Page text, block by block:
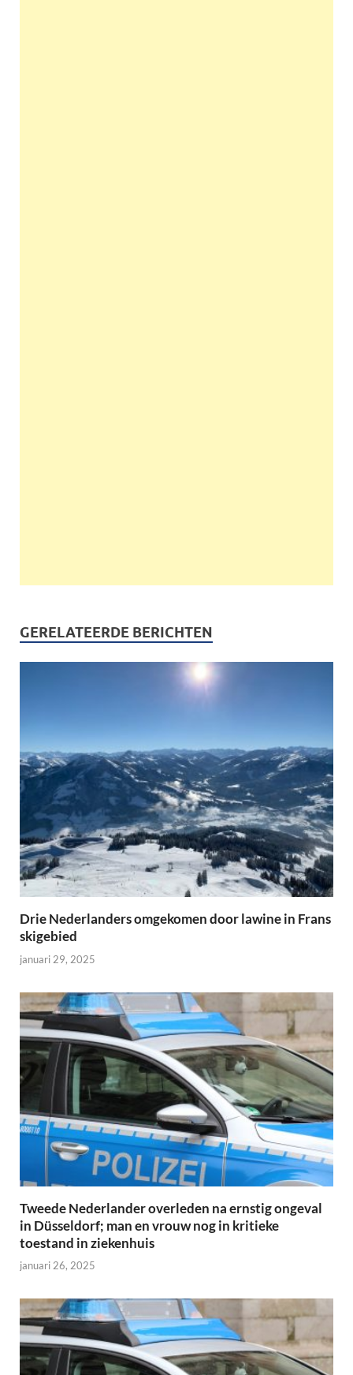
GERELATEERDE BERICHTEN
Drie Nederlanders omgekomen door lawine in Frans
skigebied
januari 29, 2025
Tweede Nederlander overleden na ernstig ongeval
in Düsseldorf; man en vrouw nog in kritieke
toestand in ziekenhuis
januari 26, 2025